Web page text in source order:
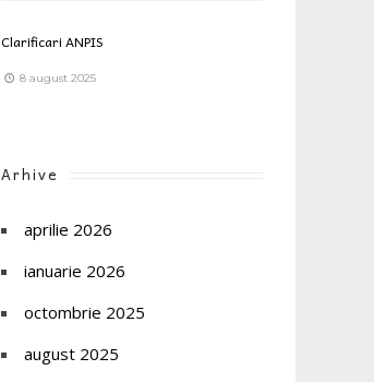
Clarificari ANPIS
8 august 2025
Arhive
aprilie 2026
ianuarie 2026
octombrie 2025
august 2025